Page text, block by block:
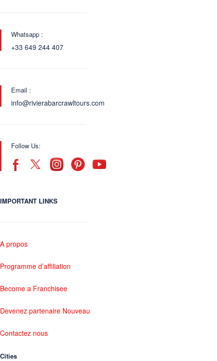
Whatsapp :
+33 649 244 407
Email :
info@rivierabarcrawltours.com
Follow Us:
IMPORTANT LINKS
A propos
Programme d’affiliation
Become a Franchisee
Devenez partenaire Nouveau
Contactez nous
Cities